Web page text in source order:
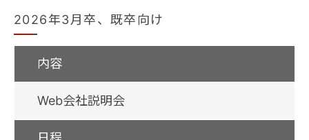
2026年3月卒、既卒向け
内容
Web会社説明会